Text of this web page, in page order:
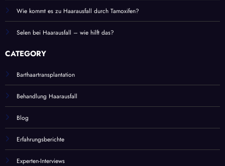
Wie kommt es zu Haarausfall durch Tamoxifen?
Selen bei Haarausfall – wie hilft das?
CATEGORY
Barthaartransplantation
Behandlung Haarausfall
Blog
Erfahrungsberichte
Experten-Interviews